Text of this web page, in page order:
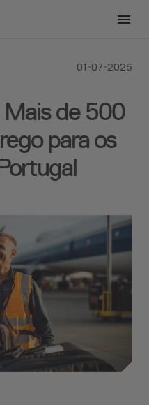
de 500
para os
01-07-2026